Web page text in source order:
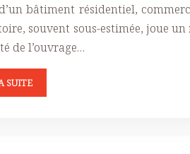
d’un bâtiment résidentiel,
souvent sous-estimée, joue
de l’ouvrage…
SUITE